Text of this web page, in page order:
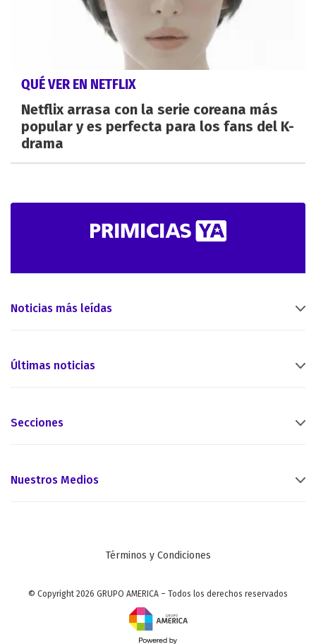
QUÉ VER EN NETFLIX
Netflix arrasa con la serie coreana más
popular y es perfecta para los fans del K-
drama
Noticias más leídas
Últimas noticias
Secciones
Nuestros Medios
Términos y Condiciones
© Copyright 2026 GRUPO AMERICA – Todos los derechos reservados